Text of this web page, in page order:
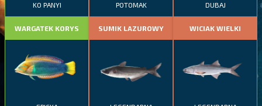
KO PANYI
WARGATEK KORYS
POTOMAK
SUMIK LAZUROWY
DUBAJ
WICIAK WIELKI